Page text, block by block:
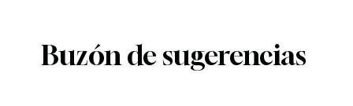
Buzón de sugerencias